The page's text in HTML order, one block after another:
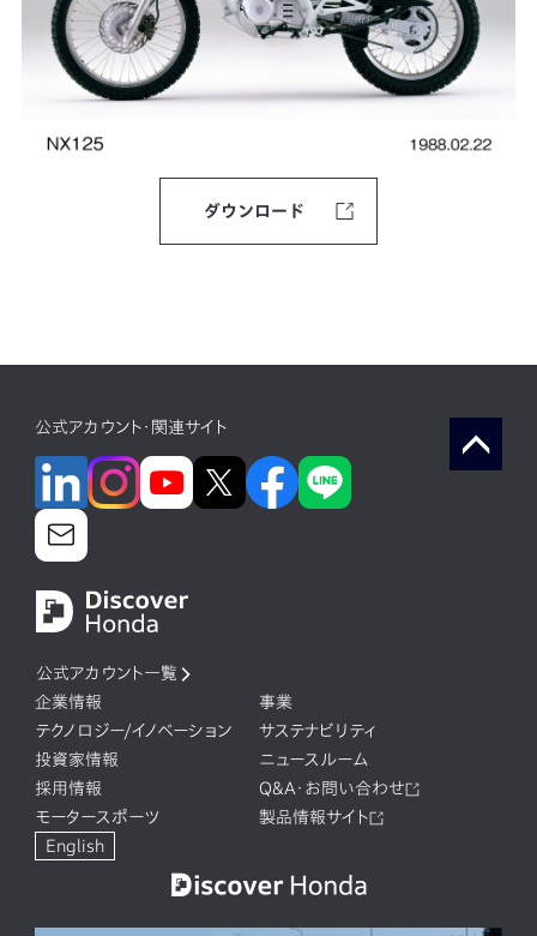
ダウンロード
公式アカウント・関連サイト
公式アカウント一覧
企業情報
事業
テクノロジー/イノベーション
サステナビリティ
投資家情報
ニュースルーム
採用情報
Q&A・お問い合わせ
モータースポーツ
製品情報サイト
English